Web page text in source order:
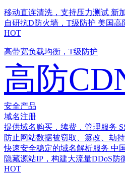
移动直连清洗，支持压力测试 新
自研抗D防火墙，T级防护 美国高
HOT
高带宽负载均衡，T级防护
高防
安全产品
域名注册
提供域名购买，续费，管理服务
防止网站数据被窃取、篡改、劫持
快速安全稳定的域名解析服务 中
隐藏源站IP，构建大流量DDoS防
HOT